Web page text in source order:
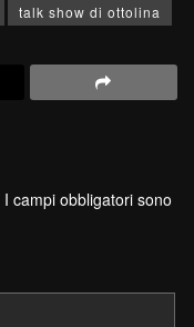
talk show di ottolina
I campi obbligatori sono